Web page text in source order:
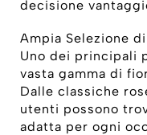
decisione
Ampia Selezione
Uno dei principali
vasta gamma di
Dalle classiche
utenti possono
adatta per ogni